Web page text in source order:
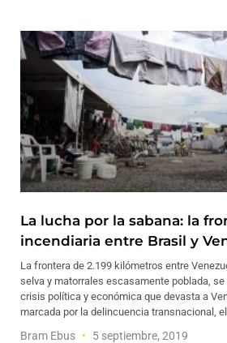
La lucha por la sabana: la
incendiaria entre Brasil y
La frontera de 2.199 kilómetros entre
selva y matorrales escasamente poblada,
crisis política y económica que devasta a
marcada por la delincuencia transnacional,
Bram Ebus 5 septiembre, 2019